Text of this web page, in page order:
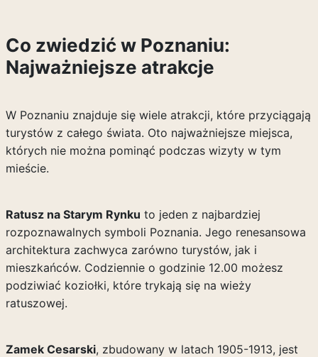
Co zwiedzić w Poznaniu:
Najważniejsze atrakcje
W Poznaniu znajduje się wiele atrakcji, które przyciągają
turystów z całego świata. Oto najważniejsze miejsca,
których nie można pominąć podczas wizyty w tym
mieście.
Ratusz na Starym Rynku to jeden z najbardziej
rozpoznawalnych symboli Poznania. Jego renesansowa
architektura zachwyca zarówno turystów, jak i
mieszkańców. Codziennie o godzinie 12.00 możesz
podziwiać koziołki, które trykają się na wieży
ratuszowej.
Zamek Cesarski, zbudowany w latach 1905-1913, jest